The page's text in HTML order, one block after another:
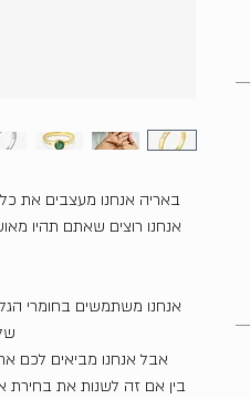
באריה אנחנו מעצבים את
אנחנו רוצים שאתם תהיו
אנחנו משתמשים בחומרי
אבל אנחנו מביאים לכם
בין אם זה לשנות את בחירת